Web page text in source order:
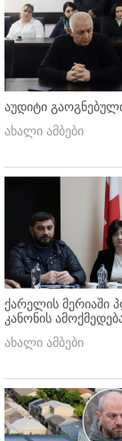
აუდიტი
ახალი ამბები
ქარელის მერიაში
კანონის
ახალი ამბები